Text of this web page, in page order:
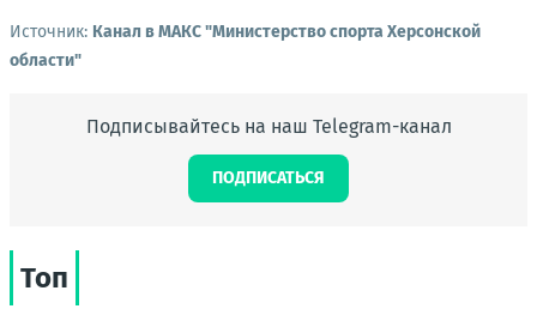
Источник: Канал в МАКС "Министерство спорта Херсонской
области"
Подписывайтесь на наш Telegram-канал
ПОДПИСАТЬСЯ
Топ